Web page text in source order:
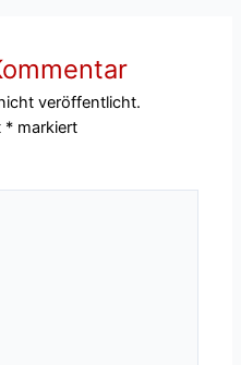
veröffentlicht.
* markiert